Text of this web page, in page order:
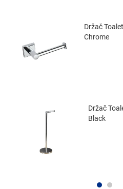
Držač
Chrome
Držač
Black